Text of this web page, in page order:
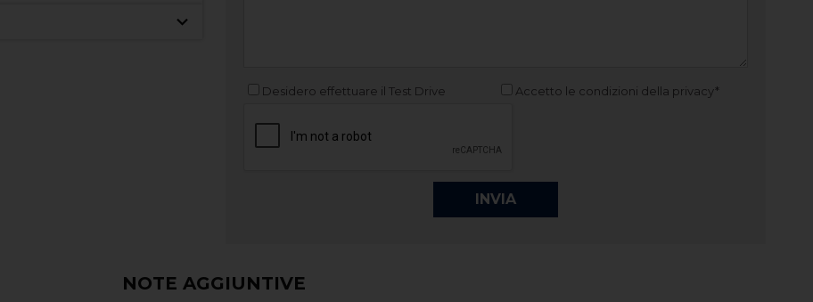
Desidero effettuare il Test Drive Accetto le condizioni della privacy*
NOTE AGGIUNTIVE